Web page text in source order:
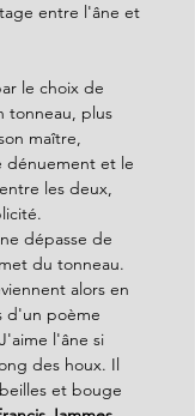
entre l'âne et
le choix de
tonneau, plus
maître,
dénuement et le
les deux,
dépasse de
du tonneau.
alors en
d'un poème
l'âne si
des houx. Il
et bouge